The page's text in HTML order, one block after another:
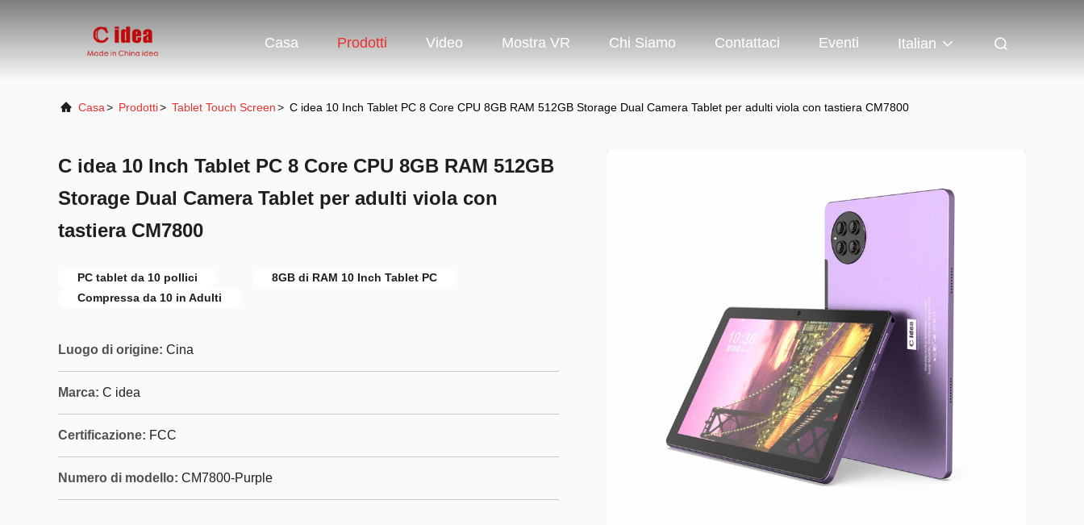
Casa Prodotti Video Mostra VR Chi Siamo Contattaci Eventi Italian
Casa> Prodotti> Tablet Touch Screen> C idea 10 Inch Tablet PC 8 Core CPU 8GB RAM 512GB Storage Dual Camera Tablet per adulti viola con tastiera CM7800
C idea 10 Inch Tablet PC 8 Core CPU 8GB RAM 512GB
Storage Dual Camera Tablet per adulti viola con
tastiera CM7800
PC tablet da 10 pollici
8GB di RAM 10 Inch Tablet PC
Compressa da 10 in Adulti
Luogo di origine: Cina
Marca: C idea
Certificazione: FCC
Numero di modello: CM7800-Purple